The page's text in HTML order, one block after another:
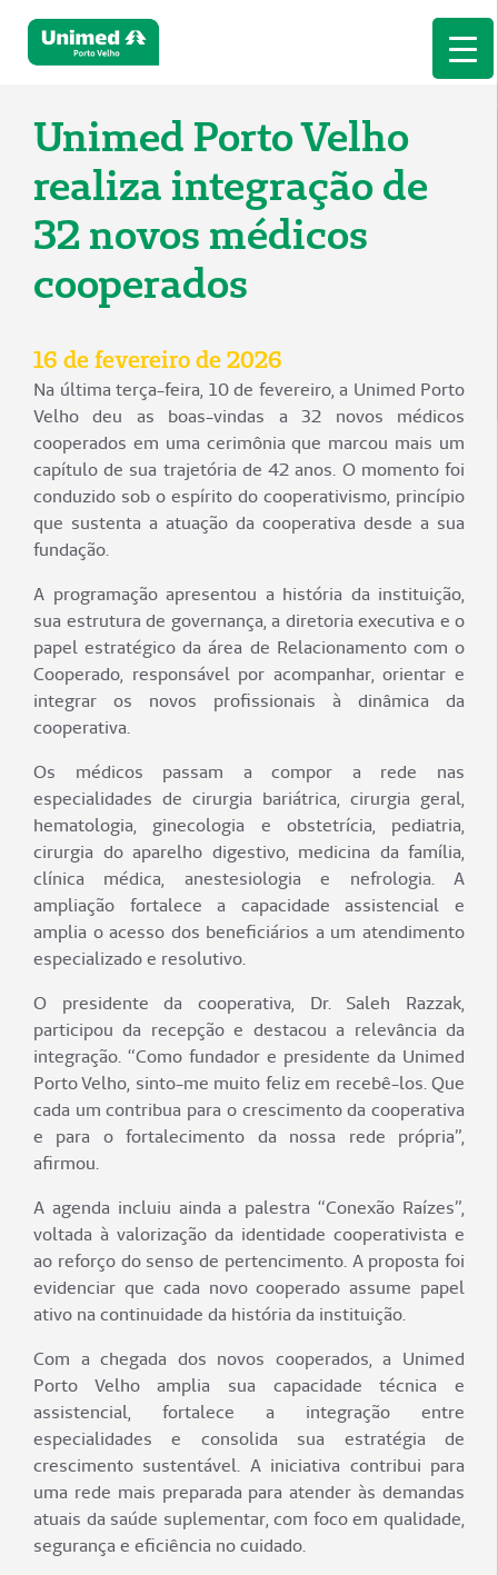
Unimed Porto Velho
realiza integração de
32 novos médicos
cooperados
16 de fevereiro de 2026
Na última terça-feira, 10 de fevereiro, a Unimed Porto
Velho deu as boas-vindas a 32 novos médicos
cooperados em uma cerimônia que marcou mais um
capítulo de sua trajetória de 42 anos. O momento foi
conduzido sob o espírito do cooperativismo, princípio
que sustenta a atuação da cooperativa desde a sua
fundação.
A programação apresentou a história da instituição,
sua estrutura de governança, a diretoria executiva e o
papel estratégico da área de Relacionamento com o
Cooperado, responsável por acompanhar, orientar e
integrar os novos profissionais à dinâmica da
cooperativa.
Os médicos passam a compor a rede nas
especialidades de cirurgia bariátrica, cirurgia geral,
hematologia, ginecologia e obstetrícia, pediatria,
cirurgia do aparelho digestivo, medicina da família,
clínica médica, anestesiologia e nefrologia. A
ampliação fortalece a capacidade assistencial e
amplia o acesso dos beneficiários a um atendimento
especializado e resolutivo.
O presidente da cooperativa, Dr. Saleh Razzak,
participou da recepção e destacou a relevância da
integração. “Como fundador e presidente da Unimed
Porto Velho, sinto-me muito feliz em recebê-los. Que
cada um contribua para o crescimento da cooperativa
e para o fortalecimento da nossa rede própria”,
afirmou.
A agenda incluiu ainda a palestra “Conexão Raízes”,
voltada à valorização da identidade cooperativista e
ao reforço do senso de pertencimento. A proposta foi
evidenciar que cada novo cooperado assume papel
ativo na continuidade da história da instituição.
Com a chegada dos novos cooperados, a Unimed
Porto Velho amplia sua capacidade técnica e
assistencial, fortalece a integração entre
especialidades e consolida sua estratégia de
crescimento sustentável. A iniciativa contribui para
uma rede mais preparada para atender às demandas
atuais da saúde suplementar, com foco em qualidade,
segurança e eficiência no cuidado.